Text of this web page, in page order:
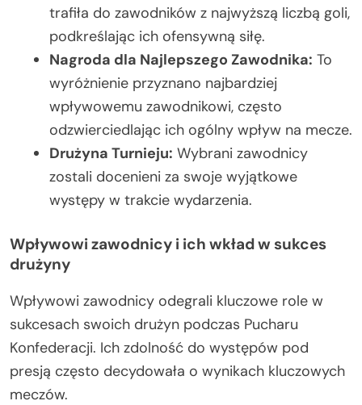
trafiła do zawodników z najwyższą liczbą goli,
podkreślając ich ofensywną siłę.
Nagroda dla Najlepszego Zawodnika: To
wyróżnienie przyznano najbardziej
wpływowemu zawodnikowi, często
odzwierciedlając ich ogólny wpływ na mecze.
Drużyna Turnieju: Wybrani zawodnicy
zostali docenieni za swoje wyjątkowe
występy w trakcie wydarzenia.
Wpływowi zawodnicy i ich wkład w sukces
drużyny
Wpływowi zawodnicy odegrali kluczowe role w
sukcesach swoich drużyn podczas Pucharu
Konfederacji. Ich zdolność do występów pod
presją często decydowała o wynikach kluczowych
meczów.